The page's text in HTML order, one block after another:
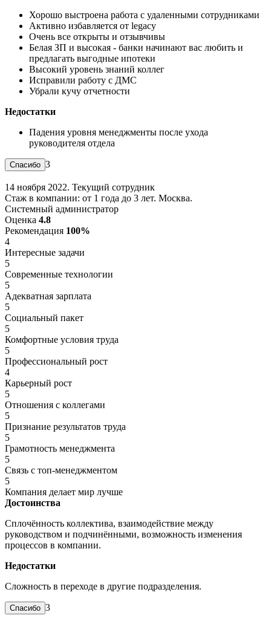
Хорошо выстроена работа с удаленными сотрудниками
Активно избавляется от legacy
Очень все открыты и отзывчивы
Белая ЗП и высокая - банки начинают вас любить и
предлагать выгодные ипотеки
Высокий уровень знаний коллег
Исправили работу с ДМС
Убрали кучу отчетности
Недостатки
Падения уровня менеджменты после ухода
руководителя отдела
3
14 ноября 2022. Текущий сотрудник
Стаж в компании: от 1 года до 3 лет. Москва.
Системный администратор
Оценка 4.8
Рекомендация 100%
4
Интересные задачи
5
Современные технологии
5
Адекватная зарплата
5
Социальный пакет
5
Комфортные условия труда
5
Профессиональный рост
4
Карьерный рост
5
Отношения с коллегами
5
Признание результатов труда
5
Грамотность менеджмента
5
Связь с топ-менеджментом
5
Компания делает мир лучше
Достоинства
Сплочённость коллектива, взаимодействие между
руководством и подчинёнными, возможность изменения
процессов в компании.
Недостатки
Сложность в переходе в другие подразделения.
3